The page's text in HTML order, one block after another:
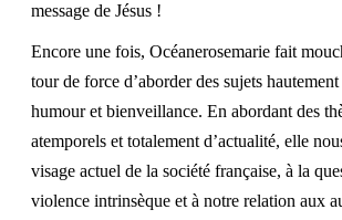
message de Jésus !
Encore une fois, Océanerosemarie fait
tour de force d’aborder des sujets
humour et bienveillance. En abordant des
atemporels et totalement d’actualité, elle
visage actuel de la société française, à la
violence intrinsèque et à notre relation aux